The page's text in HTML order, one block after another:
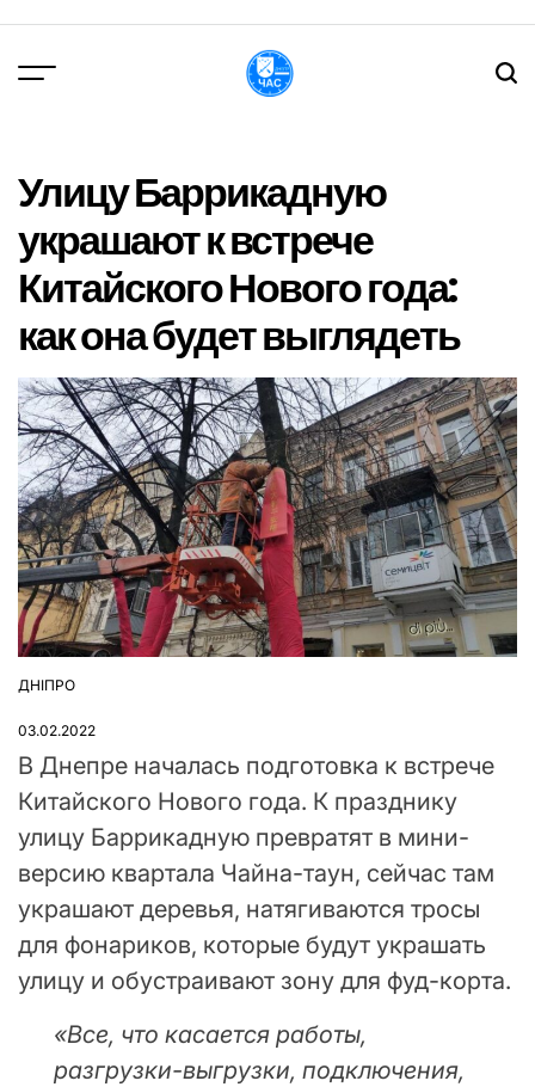
вмісту
Улицу Баррикадную
украшают к встрече
Китайского Нового года:
как она будет выглядеть
ОПУБЛІКУВАТИ
ДНІПРО
03.02.2022
В Днепре началась подготовка к встрече
Китайского Нового года. К празднику
улицу Баррикадную превратят в мини-
версию квартала Чайна-таун, сейчас там
украшают деревья, натягиваются тросы
для фонариков, которые будут украшать
улицу и обустраивают зону для фуд-корта.
«Все, что касается работы,
разгрузки-выгрузки, подключения,